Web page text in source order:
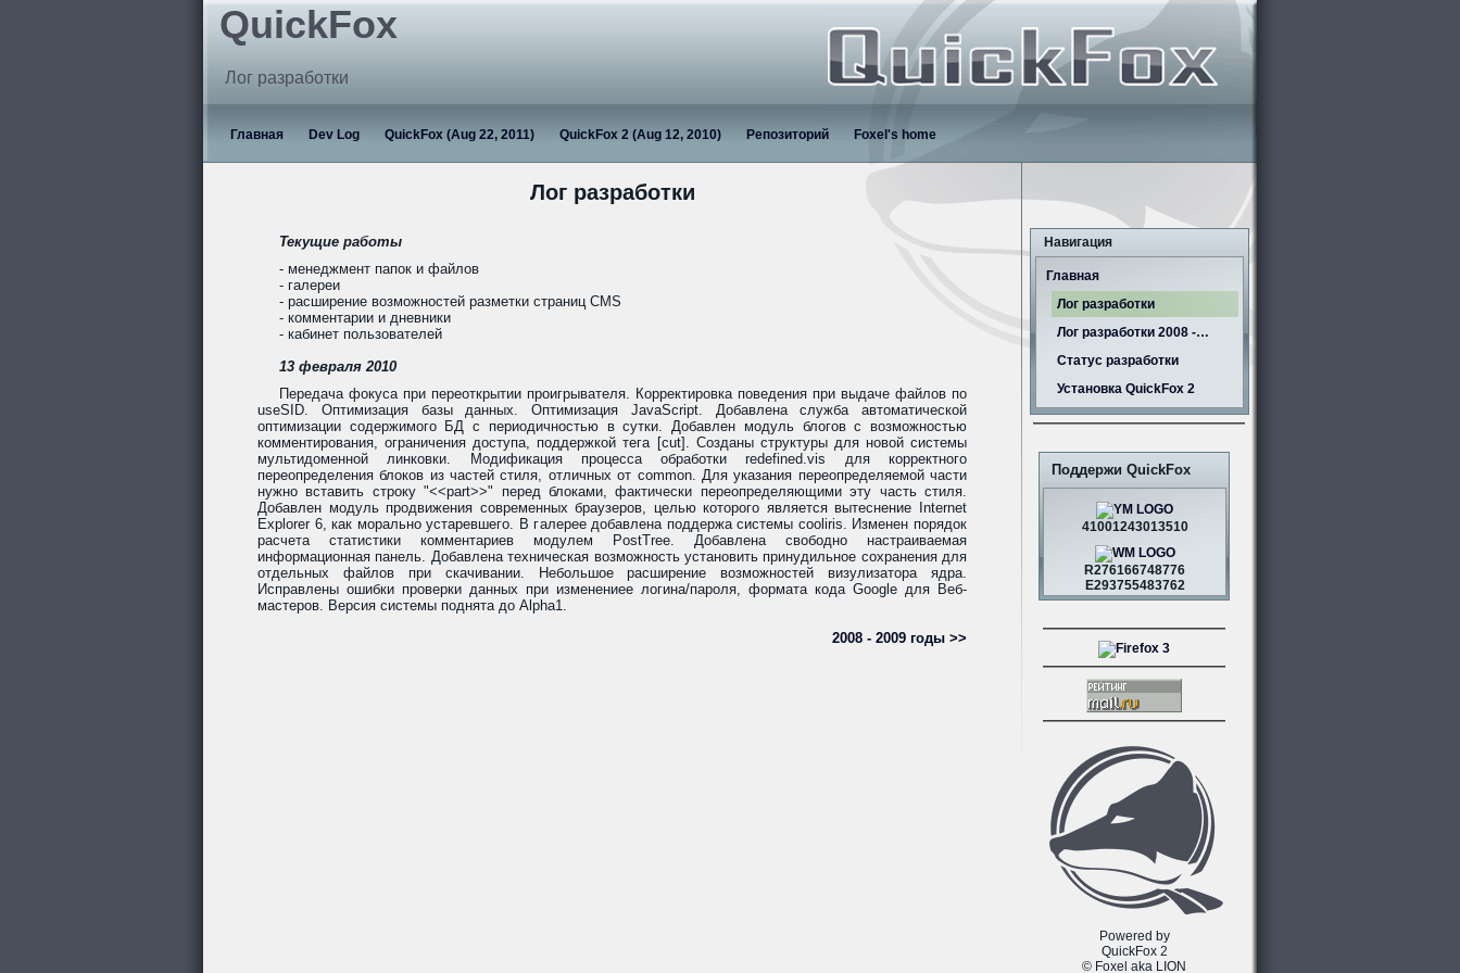
QuickFox
Лог разработки
Главная Dev Log QuickFox (Aug 22, 2011) QuickFox 2 (Aug 12, 2010) Репозиторий Foxel's home
Лог разработки
Текущие работы
- менеджмент папок и файлов
- галереи
- расширение возможностей разметки страниц CMS
- комментарии и дневники
- кабинет пользователей
13 февраля 2010
Передача фокуса при переоткрытии проигрывателя. Корректировка поведения при выдаче файлов по
useSID. Оптимизация базы данных. Оптимизация JavaScript. Добавлена служба автоматической
оптимизации содержимого БД с периодичностью в сутки. Добавлен модуль блогов с возможностью
комментирования, ограничения доступа, поддержкой тега [cut]. Созданы структуры для новой системы
мультидоменной линковки. Модификация процесса обработки redefined.vis для корректного
переопределения блоков из частей стиля, отличных от common. Для указания переопределяемой части
нужно вставить строку "<<part>>" перед блоками, фактически переопределяющими эту часть стиля.
Добавлен модуль продвижения современных браузеров, целью которого является вытеснение Internet
Explorer 6, как морально устаревшего. В галерее добавлена поддержа системы cooliris. Изменен порядок
расчета статистики комментариев модулем PostTree. Добавлена свободно настраиваемая
информационная панель. Добавлена техническая возможность установить принудильное сохранения для
отдельных файлов при скачивании. Небольшое расширение возможностей визулизатора ядра.
Исправлены ошибки проверки данных при изменениее логина/пароля, формата кода Google для Веб-
мастеров. Версия системы поднята до Alpha1.
2008 - 2009 годы >>
Навигация
Главная
Лог разработки
Лог разработки 2008 -…
Статус разработки
Установка QuickFox 2
Поддержи QuickFox
41001243013510
R276166748776
E293755483762
Powered by
QuickFox 2
© Foxel aka LION